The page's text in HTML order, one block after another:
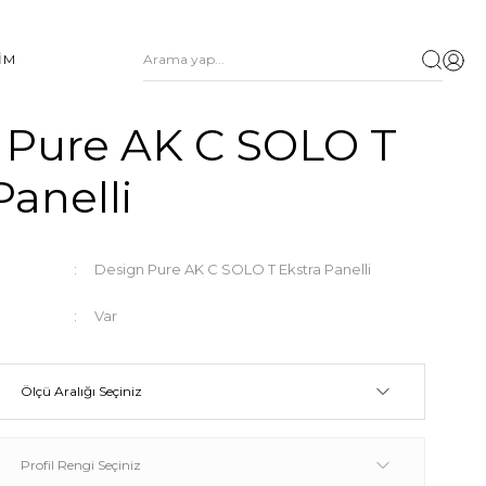
AK C SOLO T
Design Pure AK C SOLO T Ekstra Panelli
Var